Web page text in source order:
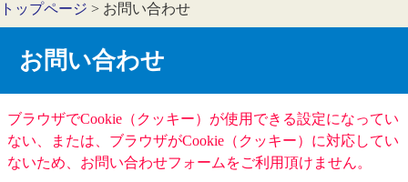
トップページ > お問い合わせ
お問い合わせ
ブラウザでCookie（クッキー）が使用できる設定になってい
ない、または、ブラウザがCookie（クッキー）に対応してい
ないため、お問い合わせフォームをご利用頂けません。